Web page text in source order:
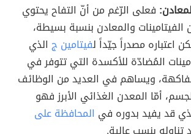
فعلى الرّغم من أنّ التفاح يحتوي
والمعادن بنسبة بسيطة،
اعتباره مصدراً جيّداً لفيتامين جالذي
المُضادّة للأكسدة التي تتوفر في
ويساهم في العديد من الوظائف
أمّا المعدن الغذائي الأبرز فهو
قد يفيد بدوره في المحافظة على